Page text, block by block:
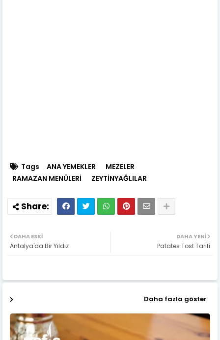
Tags ANA YEMEKLER
MEZELER
RAMAZAN MENÜLERİ
ZEYTİNYAĞLILAR
DAHA YENI
Patates Tost Tarifi
DAHA ESKI
Antalya'da Bir Yildiz
Daha fazla göster